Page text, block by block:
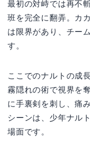
最初の対峙では再不
班を完全に翻弄。カ
は限界があり、チー
す。
ここでのナルトの成
霧隠れの術で視界を
に手裏剣を刺し、痛
シーンは、少年ナル
場面です。